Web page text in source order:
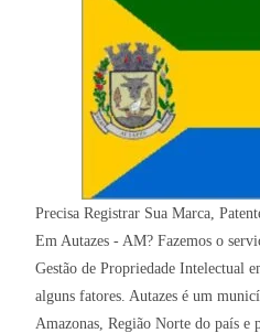
Precisa Registrar Sua Marca,
Em Autazes - AM? Fazemos o
Gestão de Propriedade Intelectual
alguns fatores. Autazes é um
Amazonas, Região Norte do país e